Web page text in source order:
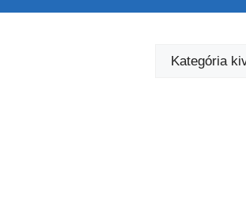
Kategóriák